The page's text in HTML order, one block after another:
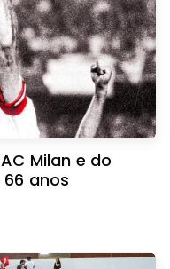
Milan e do
anos